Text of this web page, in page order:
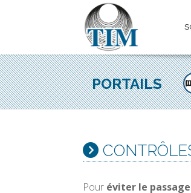
PORTAILS
Pour éviter le